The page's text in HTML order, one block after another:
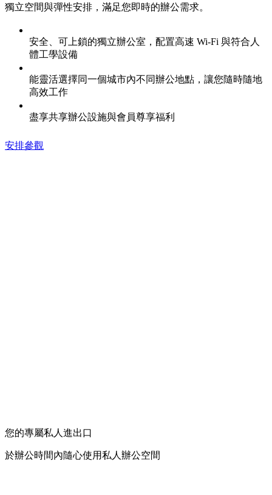
獨立空間與彈性安排，滿足您即時的辦公需求。
安全、可上鎖的獨立辦公室，配置高速 Wi-Fi 與符合人
體工學設備
能靈活選擇同一個城市內不同辦公地點，讓您隨時隨地
高效工作
盡享共享辦公設施與會員尊享福利
安排參觀
您的專屬私人進出口
於辦公時間內隨心使用私人辦公空間